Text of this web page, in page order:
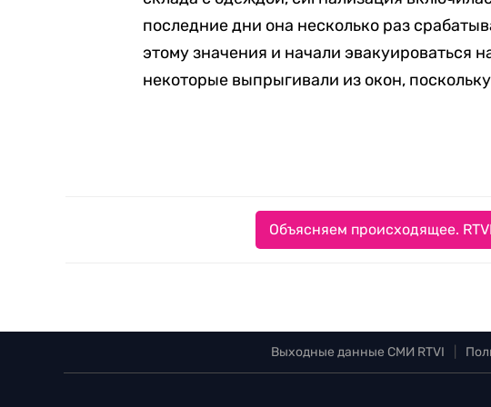
последние дни она несколько раз
этому значения и начали эвакуироваться
некоторые выпрыгивали из окон,
Объясняем происходящее.
Выходные данные СМИ RTVI